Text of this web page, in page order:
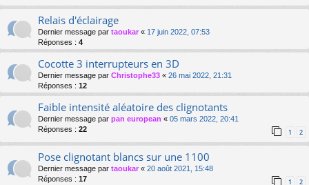
Relais d'éclairage
Dernier message par taoukar « 17 juin 2022, 07:53
Réponses : 4
Cocotte 3 interrupteurs en 3D
Dernier message par Christophe33 « 26 mai 2022, 21:31
Réponses : 12
Faible intensité aléatoire des clignotants
Dernier message par pan european « 05 mars 2022, 20:41
Réponses : 22 1 2
Pose clignotant blancs sur une 1100
Dernier message par taoukar « 20 août 2021, 15:48
Réponses : 17 1 2